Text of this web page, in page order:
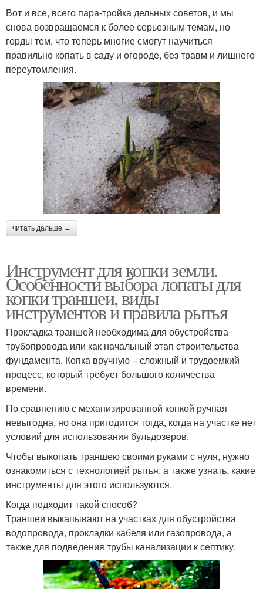
Вот и все, всего пара-тройка дельных советов, и мы
снова возвращаемся к более серьезным темам, но
горды тем, что теперь многие смогут научиться
правильно копать в саду и огороде, без травм и лишнего
переутомления.
читать дальше →
Инструмент для копки земли.
Особенности выбора лопаты для
копки траншеи, виды
инструментов и правила рытья
Прокладка траншей необходима для обустройства
трубопровода или как начальный этап строительства
фундамента. Копка вручную – сложный и трудоемкий
процесс, который требует большого количества
времени.
По сравнению с механизированной копкой ручная
невыгодна, но она пригодится тогда, когда на участке нет
условий для использования бульдозеров.
Чтобы выкопать траншею своими руками с нуля, нужно
ознакомиться с технологией рытья, а также узнать, какие
инструменты для этого используются.
Когда подходит такой способ?
Траншеи выкапывают на участках для обустройства
водопровода, прокладки кабеля или газопровода, а
также для подведения трубы канализации к септику.